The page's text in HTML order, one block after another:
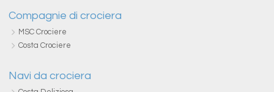
Compagnie di crociera
MSC Crociere
Costa Crociere
Navi da crociera